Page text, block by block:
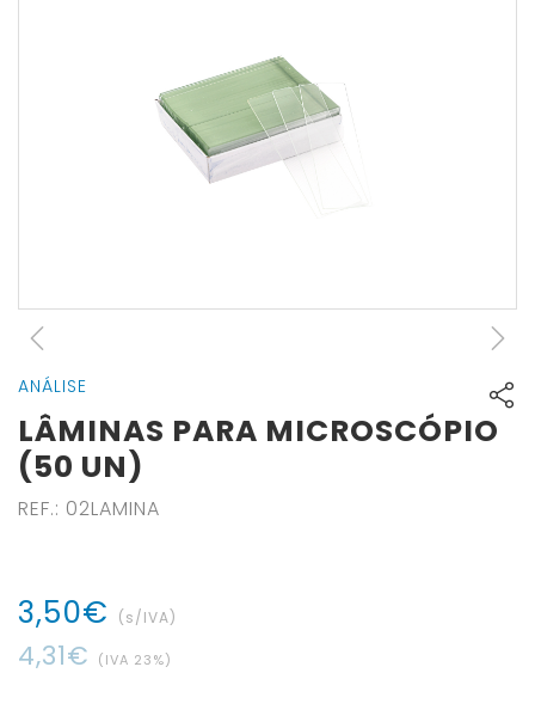
ANÁLISE
LÂMINAS PARA MICROSCÓPIO
(50 UN)
REF.: 02LAMINA
3,50€ (s/IVA)
4,31€ (IVA 23%)